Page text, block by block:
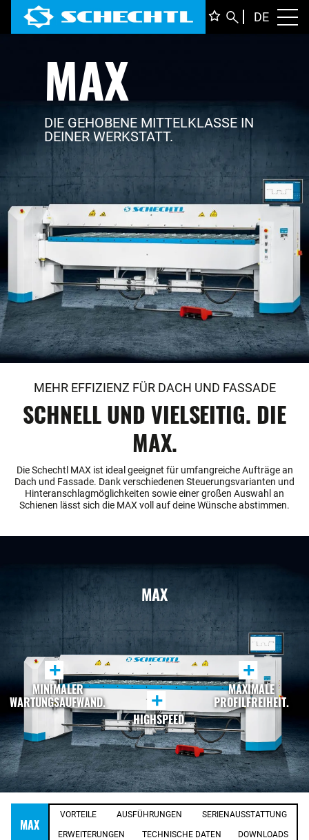
DE
MAX
DIE GEHOBENE MITTELKLASSE IN
DEINER WERKSTATT.
MEHR EFFIZIENZ FÜR DACH UND FASSADE
SCHNELL UND VIELSEITIG. DIE
MAX.
Die Schechtl MAX ist ideal geeignet für umfangreiche Aufträge an
Dach und Fassade. Dank verschiedenen Steuerungsvarianten und
Hinteranschlagmöglichkeiten sowie einer großen Auswahl an
Schienen lässt sich die MAX voll auf deine Wünsche abstimmen.
MAX
+
MINIMALER
WARTUNGSAUFWAND.
+
MAXIMALE
PROFILFREIHEIT.
+
HIGHSPEED.
MAX
VORTEILE AUSFÜHRUNGEN SERIENAUSSTATTUNG
ERWEITERUNGEN TECHNISCHE DATEN DOWNLOADS